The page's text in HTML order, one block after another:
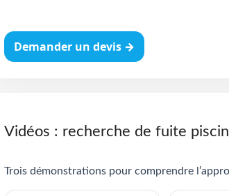
Demander un devis →
Vidéos : recherche de fuite
Trois démonstrations pour comprendre